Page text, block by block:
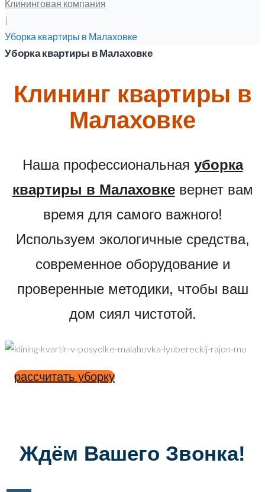
Клининговая компания
|
Уборка квартиры в Малаховке
Уборка квартиры в Малаховке
Клининг квартиры в
Малаховке
Наша профессиональная уборка
квартиры в Малаховкевернет вам
время для самого важного!
Используем экологичные средства,
современное оборудование и
проверенные методики, чтобы ваш
дом сиял чистотой.
рассчитать уборку
Ждём Вашего Звонка!